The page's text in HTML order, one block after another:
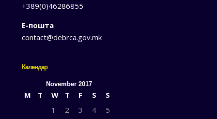
+389(0)46286855
Е-пошта
contact@debrca.gov.mk
Календар
November 2017
M T W T F S
S
1
2 3 4
5